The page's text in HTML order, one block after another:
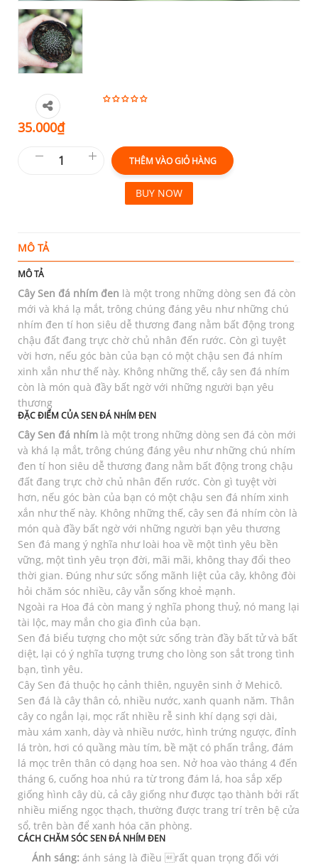
35.000₫
THÊM VÀO GIỎ HÀNG
BUY NOW
MÔ TẢ
MÔ TẢ
Cây Sen đá nhím đen là một trong những dòng sen đá còn
mới và khá lạ mắt, trông chúng đáng yêu như những chú
nhím đen tí hon siêu dễ thương đang nằm bất động trong
chậu đất đang trực chờ chủ nhân đến rước. Còn gì tuyệt
vời hơn, nếu góc bàn của bạn có một chậu sen đá nhím
xinh xắn như thế này. Không những thế, cây sen đá nhím
còn là món quà đầy bất ngờ với những người bạn yêu
thương
ĐẶC ĐIỂM CỦA SEN ĐÁ NHÍM ĐEN
Cây Sen đá nhím là một trong những dòng sen đá còn mới
và khá lạ mắt, trông chúng đáng yêu như những chú nhím
đen tí hon siêu dễ thương đang nằm bất động trong chậu
đất đang trực chờ chủ nhân đến rước. Còn gì tuyệt vời
hơn, nếu góc bàn của bạn có một chậu sen đá nhím xinh
xắn như thế này. Không những thế, cây sen đá nhím còn là
món quà đầy bất ngờ với những người bạn yêu thương
Sen đá mang ý nghĩa như loài hoa về một tình yêu bền
vững, một tình yêu trọn đời, mãi mãi, không thay đổi theo
thời gian. Đúng như sức sống mãnh liệt của cây, không đòi
hỏi chăm sóc nhiều, cây vẫn sống khoẻ mạnh.
Ngoài ra Hoa đá còn mang ý nghĩa phong thuỷ, nó mang lại
tài lộc, may mắn cho gia đình của bạn.
Sen đá biểu tượng cho một sức sống tràn đầy bất tử và bất
diệt, lại có ý nghĩa tượng trưng cho lòng son sắt trong tình
bạn, tình yêu.
Cây Sen đá thuộc họ cảnh thiên, nguyên sinh ở Mehicô.
Sen đá là cây thân cỏ, nhiều nước, xanh quanh năm. Thân
cây co ngắn lại, mọc rất nhiều rễ sinh khí dạng sợi dài,
màu xám xanh, dày và nhiều nước, hình trứng ngược, đỉnh
lá tròn, hơi có quầng màu tím, bề mặt có phấn trắng, đám
lá mọc trên thân có dạng hoa sen. Nở hoa vào tháng 4 đến
tháng 6, cuống hoa nhú ra từ trong đám lá, hoa sắp xếp
giống hình cây dù, cả cây giống như được tạo thành bởi rất
nhiều miếng ngọc thạch, thường được trang trí trên bệ cửa
sổ, trên bàn để xanh hóa căn phòng.
CÁCH CHĂM SÓC SEN ĐÁ NHÍM ĐEN
Ánh sáng: ánh sáng là điều rất quan trọng đối với